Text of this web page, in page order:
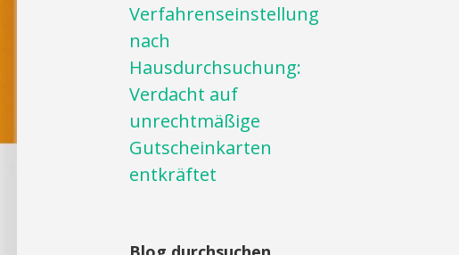
Verfahrenseinstellung
nach
Hausdurchsuchung:
Verdacht auf
unrechtmäßige
Gutscheinkarten
entkräftet